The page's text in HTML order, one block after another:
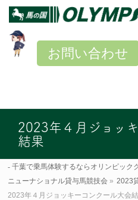
お問い合わせ
2023年４月ジョッ
結果
千葉で乗馬体験するならオリンピック
ニューナショナル貸与馬競技会 » 2023
2023年４月ジョッキーコンクール大会